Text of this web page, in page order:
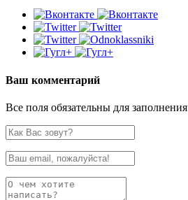
Ваш комментарий
Все поля обязательны для заполнения